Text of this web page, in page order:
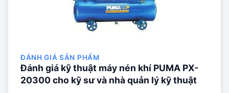
ĐÁNH GIÁ SẢN PHẨM
Đánh giá kỹ thuật máy nén khí PUMA PX-
20300 cho kỹ sư và nhà quản lý kỹ thuật